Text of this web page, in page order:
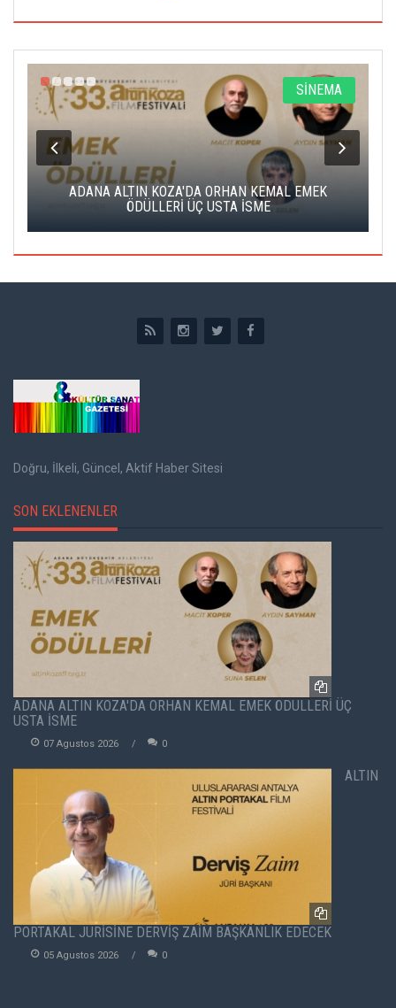
SİNEMA
ADANA ALTIN KOZA'DA ORHAN KEMAL EMEK
ÖDÜLLERİ ÜÇ USTA İSME
Doğru, İlkeli, Güncel, Aktif Haber Sitesi
SON EKLENENLER
ADANA ALTIN KOZA'DA ORHAN KEMAL EMEK ÖDÜLLERİ ÜÇ
USTA İSME
07 Agustos 2026 0
ALTIN
PORTAKAL JÜRİSİNE DERVİŞ ZAİM BAŞKANLIK EDECEK
05 Agustos 2026 0